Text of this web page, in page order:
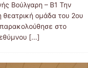
Βούλγαρη – Β1 Την
ομάδα του 2ου
στο
[...]